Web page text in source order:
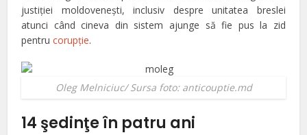
justiţiei moldoveneşti, inclusiv despre unitatea breslei
atunci când cineva din sistem ajunge să fie pus la zid
pentrucorupţie.
Oleg Melniciuc/ Sursa foto: anticouptie.md
14 şedinţe în patru ani